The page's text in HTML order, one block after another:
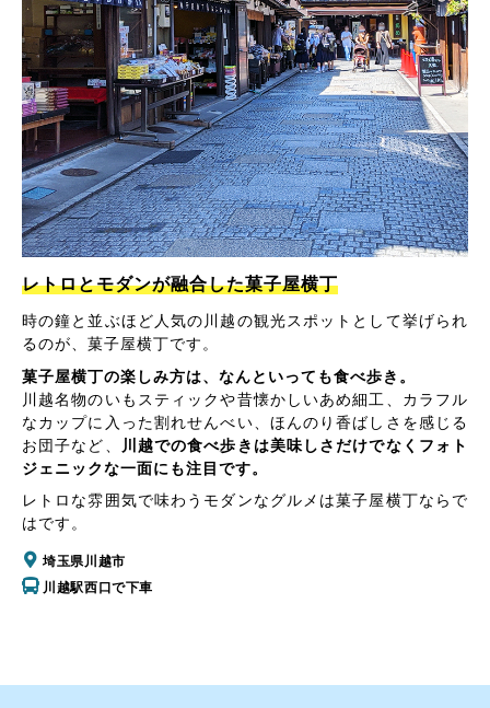
レトロとモダンが融合した菓子屋横丁
時の鐘と並ぶほど人気の川越の観光スポットとして挙げられ
るのが、菓子屋横丁です。
菓子屋横丁の楽しみ方は、なんといっても食べ歩き。
川越名物のいもスティックや昔懐かしいあめ細工、カラフル
なカップに入った割れせんべい、ほんのり香ばしさを感じる
お団子など、
川越での食べ歩きは美味しさだけでなくフォト
ジェニックな一面にも注目です。
レトロな雰囲気で味わうモダンなグルメは菓子屋横丁ならで
はです。
埼玉県川越市
川越駅西口で下車